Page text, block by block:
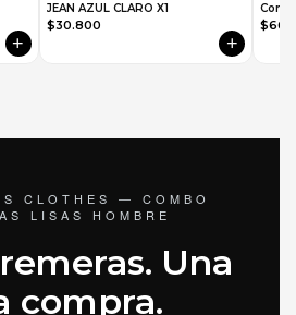
+
JEAN AZUL CLARO X1
$30.800
+
CLOTHES — COMBO
LISAS HOMBRE
Una
compra.